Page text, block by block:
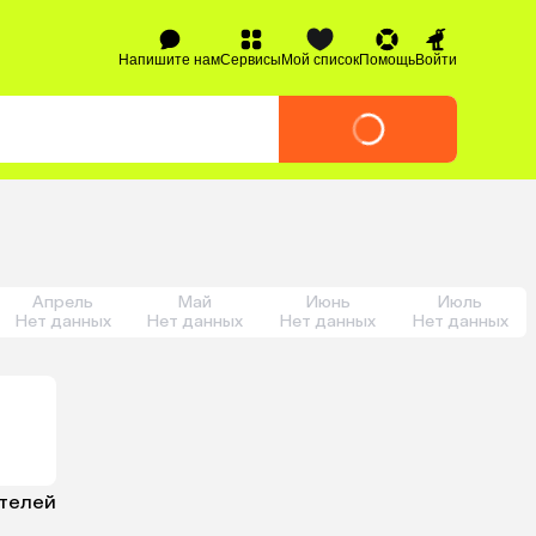
Напишите намСервисыМой списокПомощьВойти
Апрель
Нет данных
Май
Нет данных
Июнь
Нет данных
Июль
Нет данных